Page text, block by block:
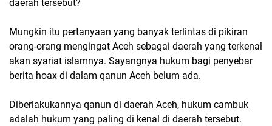
daerah tersebut?
Mungkin itu pertanyaan yang banyak terlintas di pikiran
orang-orang mengingat Aceh sebagai daerah yang terkenal
akan syariat islamnya. Sayangnya hukum bagi penyebar
berita hoax di dalam qanun Aceh belum ada.
Diberlakukannya qanun di daerah Aceh, hukum cambuk
adalah hukum yang paling di kenal di daerah tersebut.